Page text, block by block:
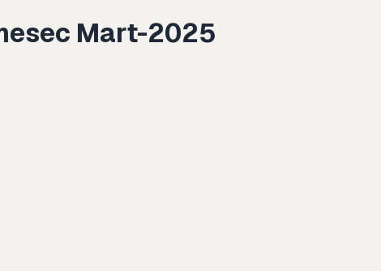
Mart-2025